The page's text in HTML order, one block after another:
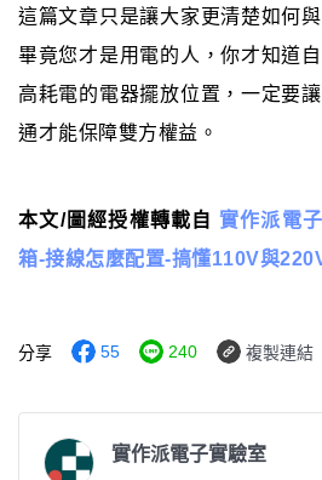
這篇文章只是讓大家更清楚如何
畢竟您才是用電的人，你才知道
高耗電的電器擺放位置，一定要
通才能保障雙方權益。
本文/圖經授權轉載自 實作派電
箱-接線怎麼配置-搞懂110V與
分享 55 240 複製連結
實作派電子實驗室